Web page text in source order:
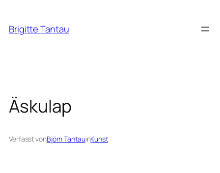
springen
Brigitte Tantau
Äskulap
Verfasst vonBjörn TantauinKunst